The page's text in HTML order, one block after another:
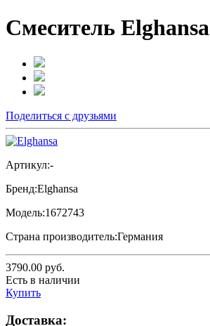
Смеситель Elghansa
Поделиться с друзьями
Артикул:-
Бренд:Elghansa
Модель:1672743
Страна производитель:Германия
3790.00 руб.
Есть в наличии
Купить
Доставка: